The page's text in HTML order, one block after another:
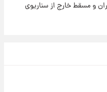
و مسقط خارج از سناریوی